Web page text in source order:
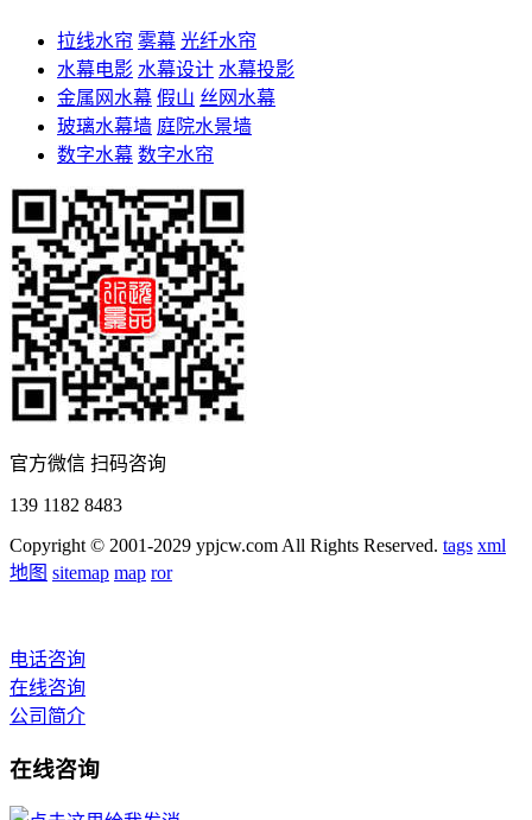
拉线水帘 雾幕 光纤水帘
水幕电影 水幕设计 水幕投影
金属网水幕 假山 丝网水幕
玻璃水幕墙 庭院水景墙
数字水幕 数字水帘
官方微信 扫码咨询
139 1182 8483
Copyright © 2001-2029 ypjcw.com All Rights Reserved. tags xml
地图 sitemap map ror
电话咨询
在线咨询
公司简介
在线咨询